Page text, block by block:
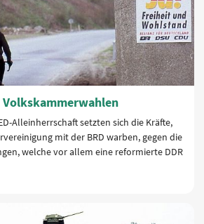
Alleinherrschaft setzten sich die Kräfte,
mit der BRD warben, gegen die
welche vor allem eine reformierte DDR